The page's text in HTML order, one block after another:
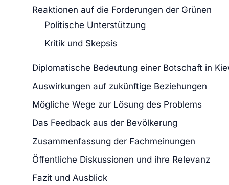
Reaktionen auf die Forderungen der Grünen
Politische Unterstützung
Kritik und Skepsis
Diplomatische Bedeutung einer Botschaft in
Auswirkungen auf zukünftige Beziehungen
Mögliche Wege zur Lösung des Problems
Das Feedback aus der Bevölkerung
Zusammenfassung der Fachmeinungen
Öffentliche Diskussionen und ihre Relevanz
Fazit und Ausblick